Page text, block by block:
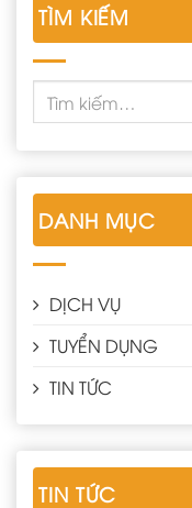
TÌM KIẾM
DANH MỤC
DỊCH VỤ
TUYỂN DỤNG
TIN TỨC
TIN TỨC